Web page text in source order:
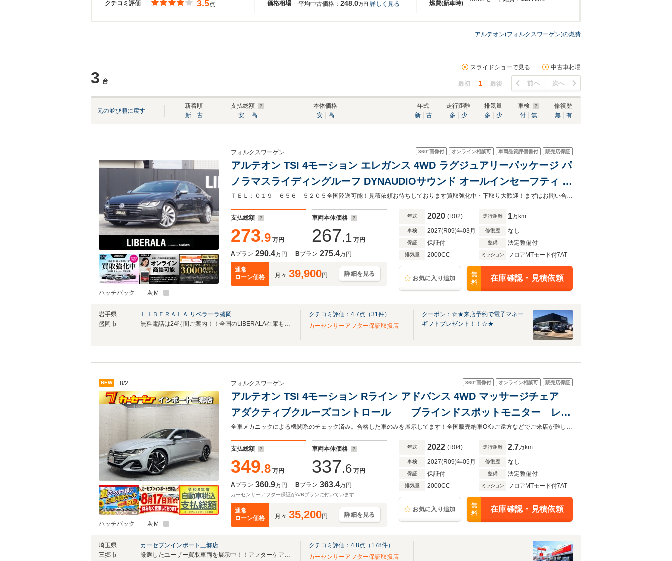
クチコミ評価 価格相場 燃費(新車時)
3.5点 平均中古価格： 248.0万円 詳しく見る
---
アルテオン(フォルクスワーゲン)の燃費
3 台
スライドショーで見る 中古車相場
最初 1 最後 前へ 次へ
元の並び順に戻す
新着順
新
古
支払総額
安
高
本体価格
安
高
年式
新
古
走行距離
多
少
排気量
多
少
車検
付
無
修復歴
無
有
ハッチバック 灰Ｍ
360°画像付 オンライン相談可 車両品質評価書付 販売店保証
フォルクスワーゲン
アルテオン TSI 4モーション エレガンス 4WD ラグジュアリーパッケージ パ
ノラマスライディングルーフ DYNAUDIOサウンド オールインセーフティ 黒
ナッパレザーシート 全席シートヒーター ヘッドアップディスプレイ 純正ナ
ビフルセグTV 360度カメラ20インチAW
ＴＥＬ：０１９－６５６－５２０５全国陸送可能！見積依頼お待ちしております買取強化中・下取り大歓迎！まずはお問い合わせ下さい
支払総額
273.9 万円
車両本体価格
267.1 万円
Aプラン 290.4万円 Bプラン 275.4万円
通常
ローン価格
月々 39,900円 詳細を見る
年式 2020 (R02) 走行距離 1万km
車検 2027(R09)年03月 修復歴 なし
保証 保証付 整備 法定整備付
排気量 2000CC ミッション フロアMTモード付7AT
お気に入り追加
無
料
在庫確認・見積依頼
岩手県
盛岡市
ＬＩＢＥＲＡＬＡ リベラーラ盛岡
無料電話は24時間ご案内！！全国のLIBERALA在庫も見たい方は一括照会が可能です！
クチコミ評価： 4.7点（31件）
カーセンサーアフター保証取扱店
クーポン：☆★来店予約で電子マネー
ギフトプレゼント！！☆★
NEW 8/2
ハッチバック 灰Ｍ
360°画像付 オンライン相談可 販売店保証
フォルクスワーゲン
アルテオン TSI 4モーション Rライン アドバンス 4WD マッサージチェア
アダクティブクルーズコントロール ブラインドスポットモニター レー
ンキープアシスト 衝突軽減ブレーキ 4席ヒーター 20インチホイー
ル 電動テールゲート ヘッドアップディスプレイ
全車メカニックによる機関系のチェック済み。合格した車のみを展示してます！全国販売納車OK♪ご遠方などでご来店が難しいお客様もお気軽にご相談下さい！詳しくは0120-62-1031まで！
支払総額
349.8 万円
車両本体価格
337.6 万円
Aプラン 360.9万円 Bプラン 363.4万円
カーセンサーアフター保証がA/Bプランに付いています
通常
ローン価格
月々 35,200円 詳細を見る
年式 2022 (R04) 走行距離 2.7万km
車検 2027(R09)年05月 修復歴 なし
保証 保証付 整備 法定整備付
排気量 2000CC ミッション フロアMTモード付7AT
お気に入り追加
無
料
在庫確認・見積依頼
埼玉県
三郷市
カーセブンインポート三郷店
厳選したユーザー買取車両を展示中！！アフターケアもお任せください！
クチコミ評価： 4.8点（ 178件）
カーセンサーアフター保証取扱店